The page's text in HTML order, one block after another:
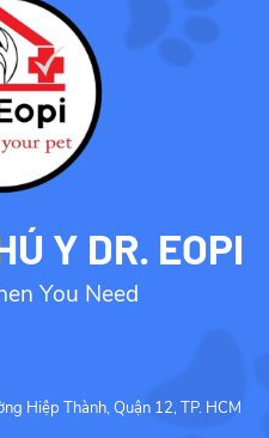
Y DR. EOPI
You Need
Hiệp Thành, Quận 12, TP. HCM